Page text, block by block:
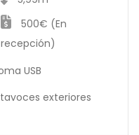
500€ (En
recepción)
USB
exteriores